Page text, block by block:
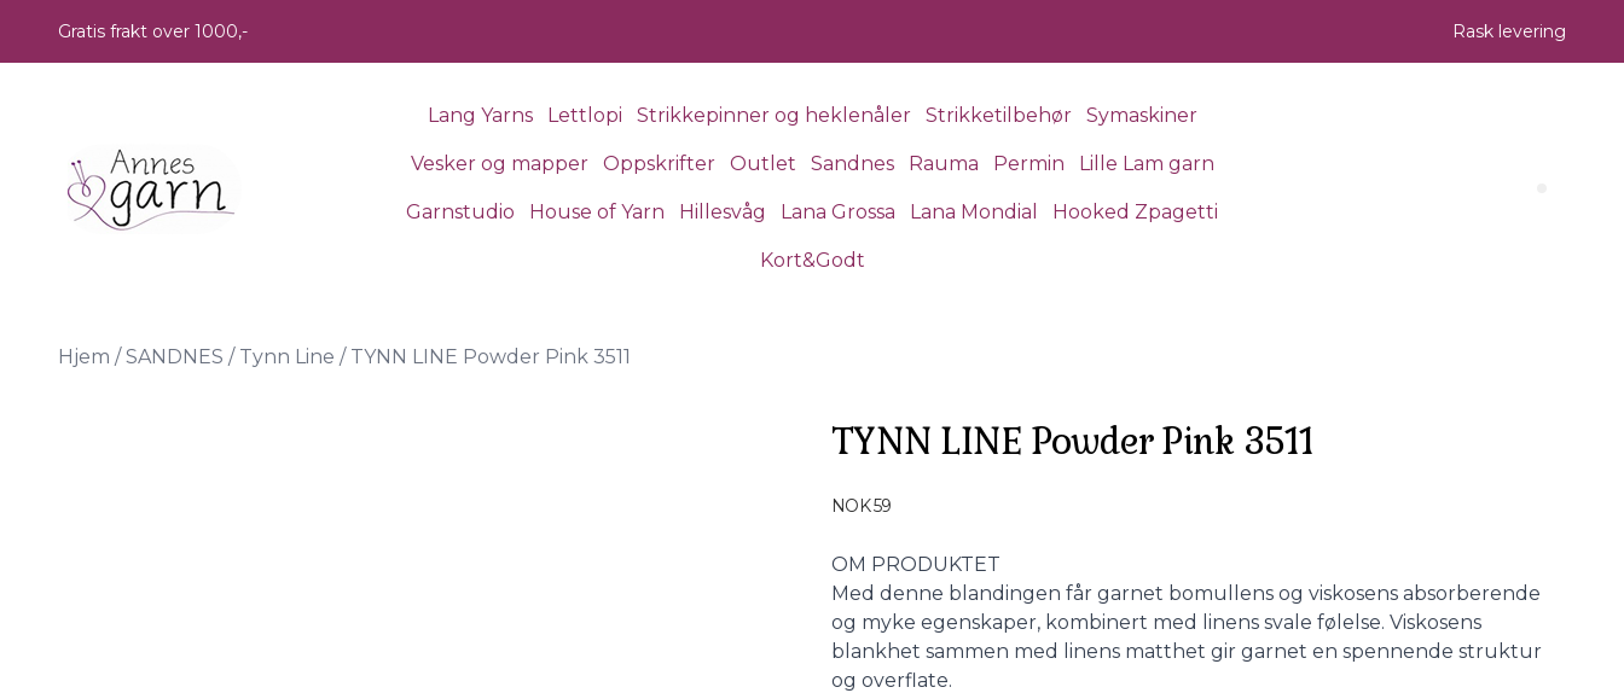
Gratis frakt over 1000,- Rask levering
Lang Yarns Lettlopi Strikkepinner og heklenåler Strikketilbehør Symaskiner
Vesker og mapper Oppskrifter Outlet Sandnes Rauma Permin Lille Lam garn
Garnstudio House of Yarn Hillesvåg Lana Grossa Lana Mondial Hooked Zpagetti
Kort&Godt
Hjem / SANDNES / Tynn Line / TYNN LINE Powder Pink 3511
TYNN LINE Powder Pink 3511
NOK 59
Description
OM PRODUKTET
Med denne blandingen får garnet bomullens og viskosens absorberende
og myke egenskaper, kombinert med linens svale følelse. Viskosens
blankhet sammen med linens matthet gir garnet en spennende struktur
og overflate.